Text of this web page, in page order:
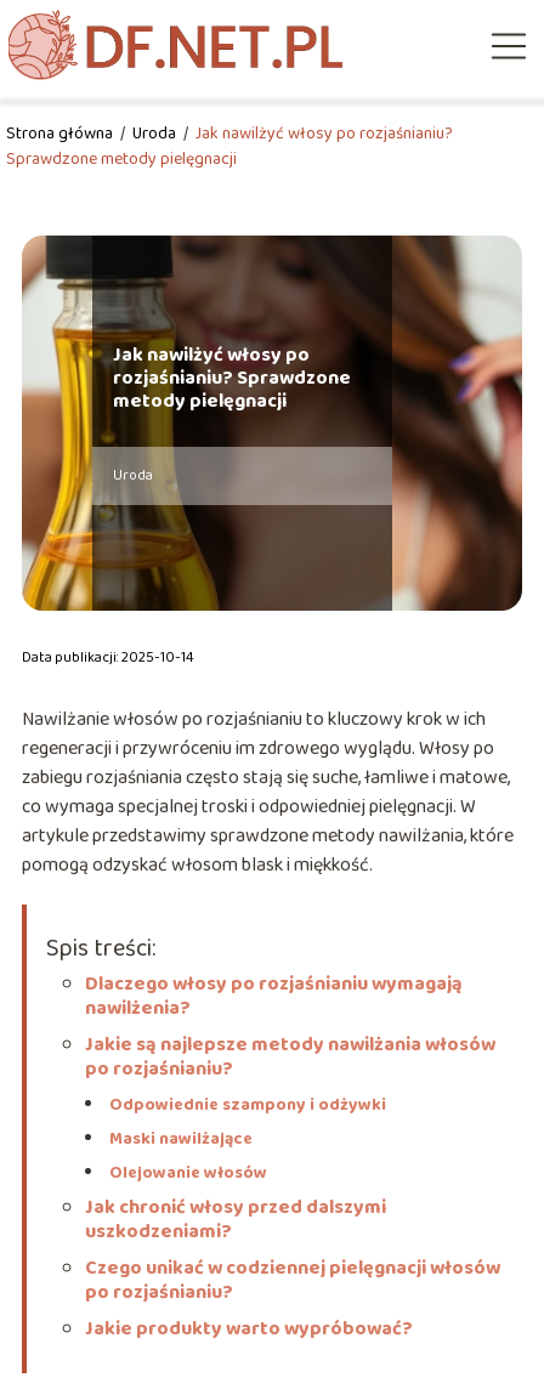
Strona główna / Uroda / Jak nawilżyć włosy po rozjaśnianiu?
Sprawdzone metody pielęgnacji
Jak nawilżyć włosy po
rozjaśnianiu? Sprawdzone
metody pielęgnacji
Uroda
Data publikacji: 2025-10-14
Nawilżanie włosów po rozjaśnianiu to kluczowy krok w ich
regeneracji i przywróceniu im zdrowego wyglądu. Włosy po
zabiegu rozjaśniania często stają się suche, łamliwe i matowe,
co wymaga specjalnej troski i odpowiedniej pielęgnacji. W
artykule przedstawimy sprawdzone metody nawilżania, które
pomogą odzyskać włosom blask i miękkość.
Spis treści:
Dlaczego włosy po rozjaśnianiu wymagają
nawilżenia?
Jakie są najlepsze metody nawilżania włosów
po rozjaśnianiu?
Odpowiednie szampony i odżywki
Maski nawilżające
Olejowanie włosów
Jak chronić włosy przed dalszymi
uszkodzeniami?
Czego unikać w codziennej pielęgnacji włosów
po rozjaśnianiu?
Jakie produkty warto wypróbować?